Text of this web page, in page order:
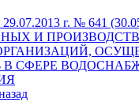
29.07.2013 г. № 641
И
В СФЕРЕ